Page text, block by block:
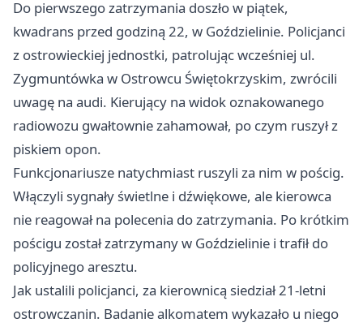
Do pierwszego zatrzymania doszło w piątek,
kwadrans przed godziną 22, w Goździelinie. Policjanci
z ostrowieckiej jednostki, patrolując wcześniej ul.
Zygmuntówka w Ostrowcu Świętokrzyskim, zwrócili
uwagę na audi. Kierujący na widok oznakowanego
radiowozu gwałtownie zahamował, po czym ruszył z
piskiem opon.
Funkcjonariusze natychmiast ruszyli za nim w pościg.
Włączyli sygnały świetlne i dźwiękowe, ale kierowca
nie reagował na polecenia do zatrzymania. Po krótkim
pościgu został zatrzymany w Goździelinie i trafił do
policyjnego aresztu.
Jak ustalili policjanci, za kierownicą siedział 21-letni
ostrowczanin. Badanie alkomatem wykazało u niego